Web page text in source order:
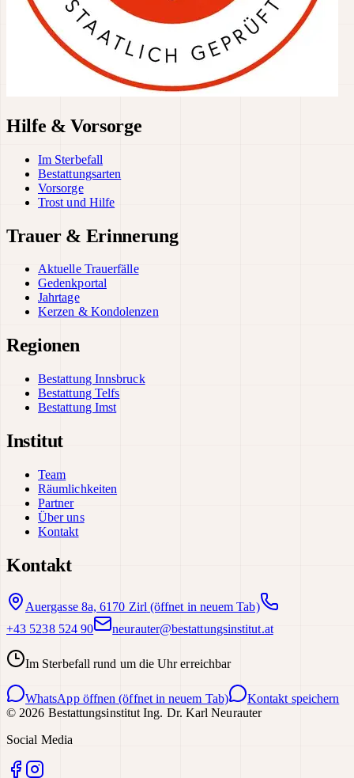
Hilfe & Vorsorge
Im Sterbefall
Bestattungsarten
Vorsorge
Trost und Hilfe
Trauer & Erinnerung
Aktuelle Trauerfälle
Gedenkportal
Jahrtage
Kerzen & Kondolenzen
Regionen
Bestattung Innsbruck
Bestattung Telfs
Bestattung Imst
Institut
Team
Räumlichkeiten
Partner
Über uns
Kontakt
Kontakt
Auergasse 8a, 6170 Zirl (öffnet in neuem Tab)
+43 5238 524 90
neurauter@bestattungsinstitut.at
Im Sterbefall rund um die Uhr erreichbar
WhatsApp öffnen (öffnet in neuem Tab)
Kontakt speichern
© 2026 Bestattungsinstitut Ing. Dr. Karl Neurauter
Social Media